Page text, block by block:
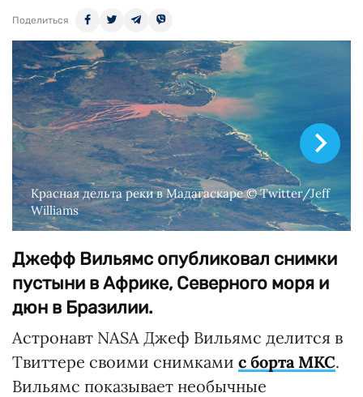
Поделиться
Красная дельта реки в Мадагаскаре © Twitter/Jeff
Williams
Джефф Вильямс опубликовал снимки
пустыни в Африке, Северного моря и
дюн в Бразилии.
Астронавт NASA Джеф Вильямс делится в
Твиттере своими снимками с борта МКС.
Вильямс показывает необычные